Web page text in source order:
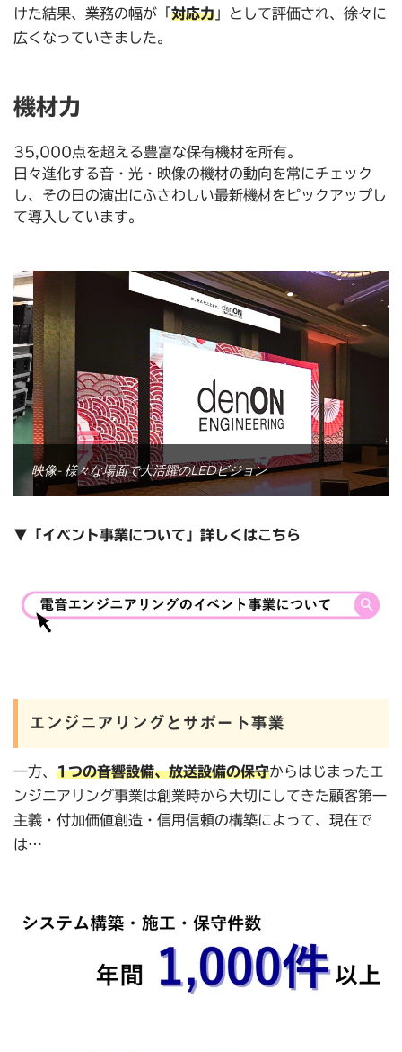
けた結果、業務の幅が「 対応力 」として評価され、徐々に
広くなっていきました。
機材力
35,000点を超える豊富な保有機材を所有。
日々進化する音・光・映像の機材の動向を常にチェック
し、その日の演出にふさわしい最新機材をピックアップし
て導入しています。
映像- 様々な場面で大活躍のLEDビジョン
▼「イベント事業について」詳しくはこちら
エンジニアリングとサポート事業
一方、 1つの音響設備、放送設備の保守からはじまったエ
ンジニアリング事業は創業時から大切にしてきた顧客第一
主義・付加価値創造・信用信頼の構築によって、現在で
は…